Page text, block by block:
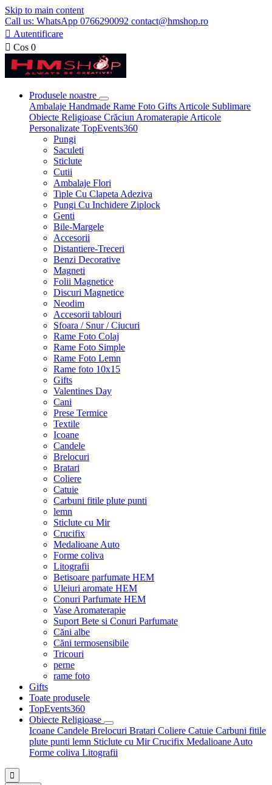
Skip to main content
Call us: WhatsApp 0766290092 contact@hmshop.ro
 Autentificare
 Cos 0
Produsele noastre
Ambalaje Handmade Rame Foto Gifts Articole Sublimare
Obiecte Religioase Crăciun Aromaterapie Articole
Personalizate TopEvents360
Pungi
Saculeti
Sticlute
Cutii
Ambalaje Flori
Tiple Cu Clapeta Adeziva
Pungi Cu Inchidere Ziplock
Genti
Bile-Margele
Accesorii
Distantiere-Treceri
Benzi Decorative
Magneti
Folii Magnetice
Discuri Magnetice
Neodim
Accesorii tablouri
Sfoara / Snur / Ciucuri
Rame Foto Colaj
Rame Foto Simple
Rame Foto Lemn
Rame foto 10x15
Gifts
Valentines Day
Cani
Prese Termice
Textile
Icoane
Candele
Brelocuri
Bratari
Coliere
Catuie
Carbuni fitile plute punti
lemn
Sticlute cu Mir
Crucifix
Medalioane Auto
Forme coliva
Litografii
Betisoare parfumate HEM
Uleiuri aromate HEM
Conuri Parfumate HEM
Vase Aromaterapie
Suport Bete si Conuri Parfumate
Căni albe
Căni termosensibile
Tricouri
perne
rame foto
Gifts
Toate produsele
TopEvents360
Obiecte Religioase
Icoane Candele Brelocuri Bratari Coliere Catuie Carbuni fitile
plute punti lemn Sticlute cu MirCrucifix Medalioane Auto
Forme coliva Litografii
